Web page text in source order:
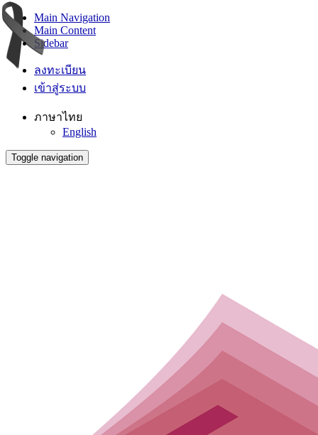
Main Navigation
Main Content
Sidebar
ลงทะเบียน
เข้าสู่ระบบ
ภาษาไทย
English
Toggle navigation